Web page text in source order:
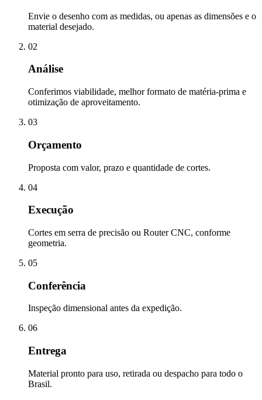
Envie o desenho com as medidas, ou apenas as dimensões e o
material desejado.
02
Análise
Conferimos viabilidade, melhor formato de matéria-prima e
otimização de aproveitamento.
03
Orçamento
Proposta com valor, prazo e quantidade de cortes.
04
Execução
Cortes em serra de precisão ou Router CNC, conforme
geometria.
05
Conferência
Inspeção dimensional antes da expedição.
06
Entrega
Material pronto para uso, retirada ou despacho para todo o
Brasil.